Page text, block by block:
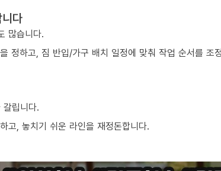
다
많습니다.
정하고, 짐 반입/가구 배치 일정에 맞춰 작업 순서를 조
갈립니다.
고, 놓치기 쉬운 라인을 재정돈합니다.